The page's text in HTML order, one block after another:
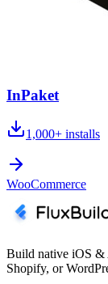
InPaket
1,000+ installs
WooCommerce
Build native iOS &
Shopify, or